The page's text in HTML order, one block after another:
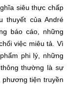
siêu thực chấp
thuyết của André
báo cáo, những
việc miêu tả. Vì
phi lý, những
thường là sự
tiện truyền